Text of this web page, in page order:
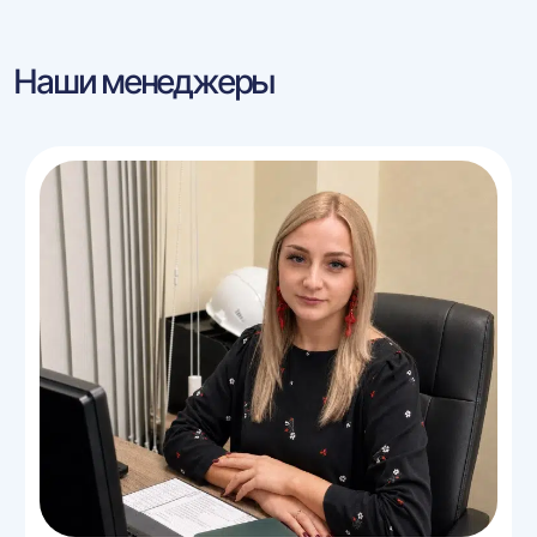
Наши менеджеры